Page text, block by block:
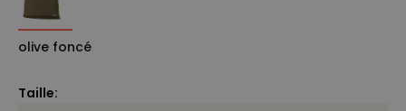
olive foncé
Taille: